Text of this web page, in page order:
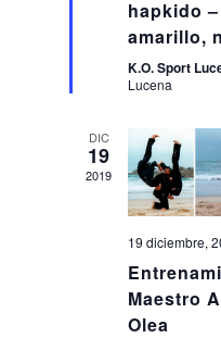
hapkido
amarillo,
K.O. Sport
Lucena
DIC
19
2019
19 diciembre,
Maestro
Olea